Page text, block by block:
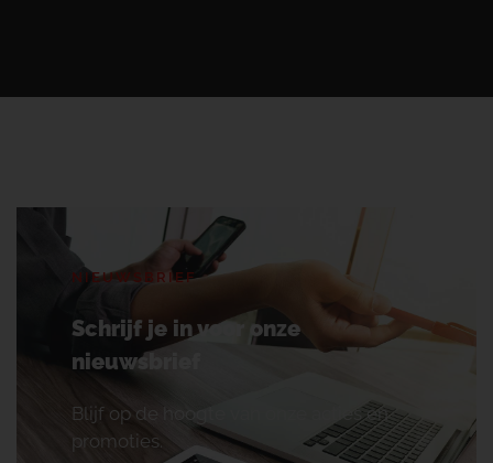
NIEUWSBRIEF
Schrijf je in voor onze
nieuwsbrief
Blijf op de hoogte van onze acties en
promoties.